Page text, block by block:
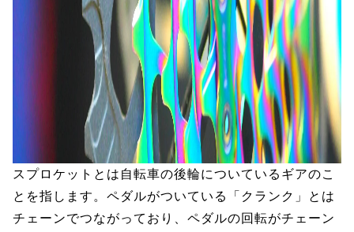
スプロケットとは自転車の後輪についているギアのこ
とを指します。ペダルがついている「クランク」とは
チェーンでつながっており、ペダルの回転がチェーン